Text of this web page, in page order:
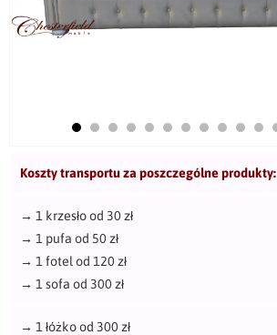
Koszty transportu za poszczególne produkty:
→ 1 krzesło od 30 zł
→ 1 pufa od 50 zł
→ 1 fotel od 120 zł
→ 1 sofa od 300 zł
→ 1 łóżko od 300 zł